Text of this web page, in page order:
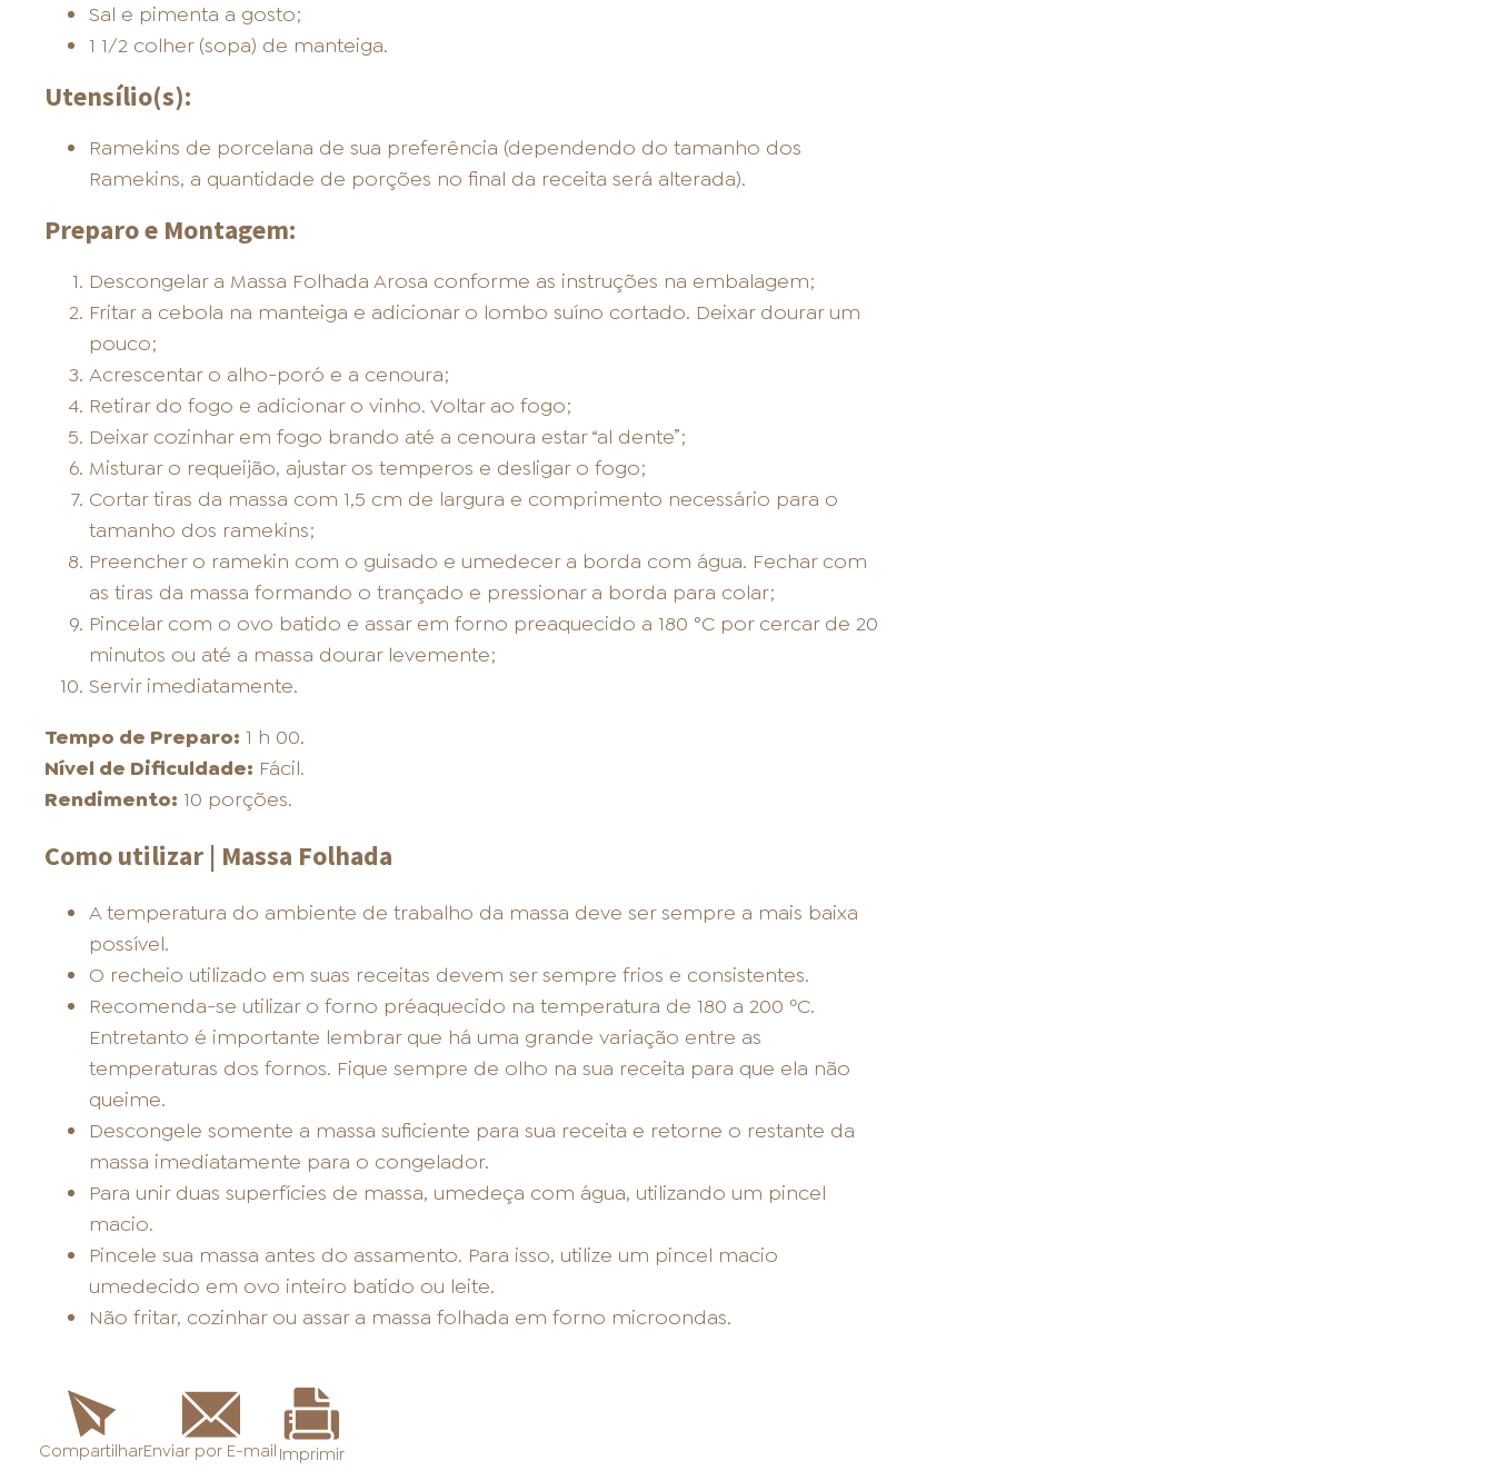
Sal e pimenta a gosto;
1 1/2 colher (sopa) de manteiga.
Utensílio(s):
Ramekins de porcelana de sua preferência (dependendo do tamanho dos
Ramekins, a quantidade de porções no final da receita será alterada).
Preparo e Montagem:
Descongelar a Massa Folhada Arosa conforme as instruções na embalagem;
Fritar a cebola na manteiga e adicionar o lombo suíno cortado. Deixar dourar um
pouco;
Acrescentar o alho-poró e a cenoura;
Retirar do fogo e adicionar o vinho. Voltar ao fogo;
Deixar cozinhar em fogo brando até a cenoura estar “al dente”;
Misturar o requeijão, ajustar os temperos e desligar o fogo;
Cortar tiras da massa com 1,5 cm de largura e comprimento necessário para o
tamanho dos ramekins;
Preencher o ramekin com o guisado e umedecer a borda com água. Fechar com
as tiras da massa formando o trançado e pressionar a borda para colar;
Pincelar com o ovo batido e assar em forno preaquecido a 180 °C por cercar de 20
minutos ou até a massa dourar levemente;
Servir imediatamente.
Tempo de Preparo: 1 h 00.
Nível de Dificuldade: Fácil.
Rendimento: 10 porções.
Como utilizar | Massa Folhada
A temperatura do ambiente de trabalho da massa deve ser sempre a mais baixa
possível.
O recheio utilizado em suas receitas devem ser sempre frios e consistentes.
Recomenda-se utilizar o forno préaquecido na temperatura de 180 a 200 ºC.
Entretanto é importante lembrar que há uma grande variação entre as
temperaturas dos fornos. Fique sempre de olho na sua receita para que ela não
queime.
Descongele somente a massa suficiente para sua receita e retorne o restante da
massa imediatamente para o congelador.
Para unir duas superfícies de massa, umedeça com água, utilizando um pincel
macio.
Pincele sua massa antes do assamento. Para isso, utilize um pincel macio
umedecido em ovo inteiro batido ou leite.
Não fritar, cozinhar ou assar a massa folhada em forno microondas.
CompartilharEnviar por E-mail Imprimir